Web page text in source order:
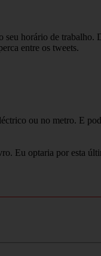
seu horário de
entre os tweets.
ou no metro. E
Eu optaria por esta